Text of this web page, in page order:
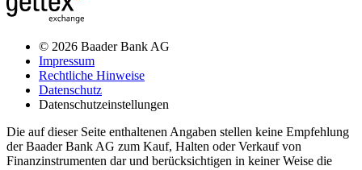
© 2026 Baader Bank AG
Impressum
Rechtliche Hinweise
Datenschutz
Datenschutzeinstellungen
Die auf dieser Seite enthaltenen Angaben stellen keine Empfehlung
der Baader Bank AG zum Kauf, Halten oder Verkauf von
Finanzinstrumenten dar und berücksichtigen in keiner Weise die